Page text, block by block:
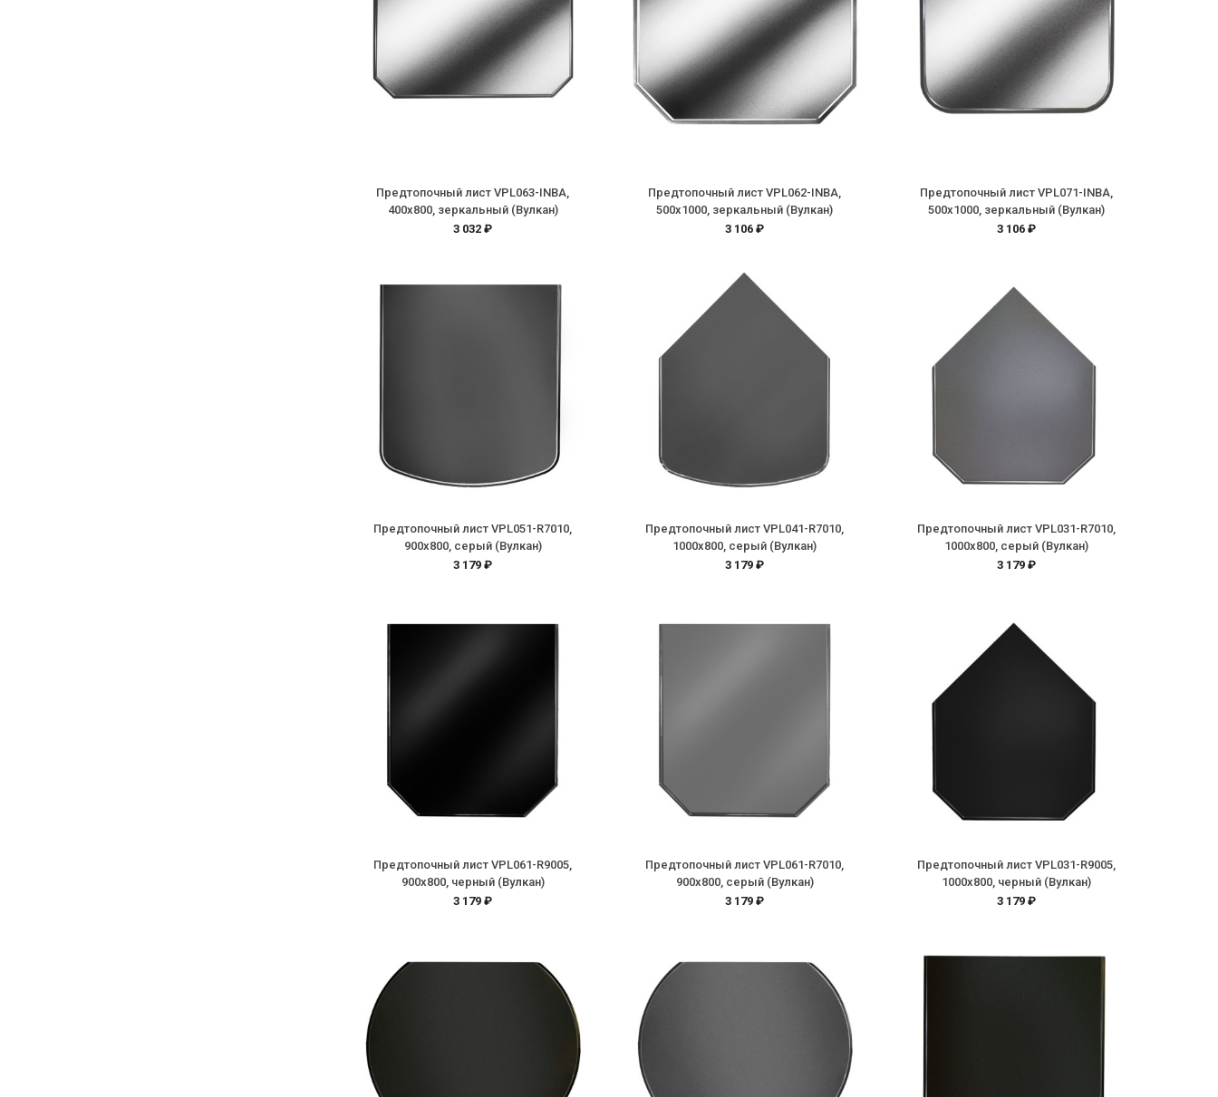
Предтопочный лист VPL063-INBA,
400х800, зеркальный (Вулкан)
3 032 ₽
Предтопочный лист VPL062-INBA,
500х1000, зеркальный (Вулкан)
3 106 ₽
Предтопочный лист VPL071-INBA,
500х1000, зеркальный (Вулкан)
3 106 ₽
Предтопочный лист VPL051-R7010,
900х800, серый (Вулкан)
3 179 ₽
Предтопочный лист VPL041-R7010,
1000х800, серый (Вулкан)
3 179 ₽
Предтопочный лист VPL031-R7010,
1000х800, серый (Вулкан)
3 179 ₽
Предтопочный лист VPL061-R9005,
900х800, черный (Вулкан)
3 179 ₽
Предтопочный лист VPL061-R7010,
900х800, серый (Вулкан)
3 179 ₽
Предтопочный лист VPL031-R9005,
1000х800, черный (Вулкан)
3 179 ₽